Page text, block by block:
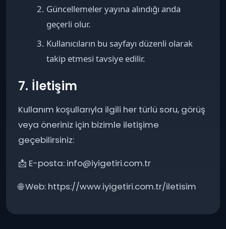
Güncellemeler yayına alındığı anda
geçerli olur.
Kullanıcıların bu sayfayı düzenli olarak
takip etmesi tavsiye edilir.
7. İletişim
Kullanım koşullarıyla ilgili her türlü soru, görüş
veya öneriniz için bizimle iletişime
geçebilirsiniz:
📩 E-posta: info@iyigetiri.com.tr
🌐 Web: https://www.iyigetiri.com.tr/iletisim